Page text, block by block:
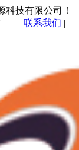
科技有限公司！
| 联系我们 |